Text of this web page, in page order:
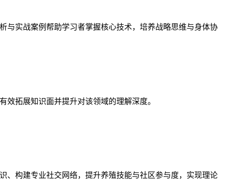
与实战案例帮助学习者掌握核心技术，培养战略思维与身体协
拓展知识面并提升对该领域的理解深度。
、构建专业社交网络，提升养殖技能与社区参与度，实现理论